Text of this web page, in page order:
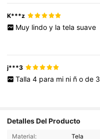
K***z
Muy lindo y la tela suave
j***3
Talla 4 para mi ni ñ o de 3
Detalles Del Producto
Material:
Tela